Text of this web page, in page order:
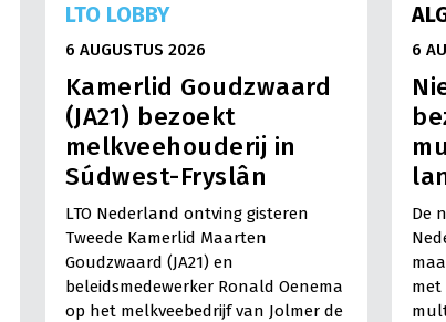
LTO LOBBY
6 AUGUSTUS 2026
Kamerlid Goudzwaard
(JA21) bezoekt
melkveehouderij in
Súdwest-Fryslân
LTO Nederland ontving gisteren
Tweede Kamerlid Maarten
Goudzwaard (JA21) en
beleidsmedewerker Ronald Oenema
op het melkveebedrijf van Jolmer de
6
De
met